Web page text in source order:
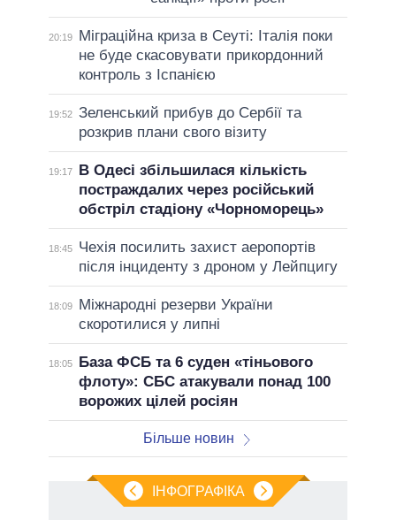
20:19
Міграційна криза в Сеуті: Італія поки
не буде скасовувати прикордонний
контроль з Іспанією
19:52 Зеленський прибув до Сербії та
розкрив плани свого візиту
19:17
В Одесі збільшилася кількість
постраждалих через російський
обстріл стадіону «Чорноморець»
18:45
Чехія посилить захист аеропортів
після інциденту з дроном у Лейпцигу
18:09
Міжнародні резерви України
скоротилися у липні
18:05
База ФСБ та 6 суден «тіньового
флоту»: СБС атакували понад 100
ворожих цілей росіян
Більше новин
ІНФОГРАФІКА